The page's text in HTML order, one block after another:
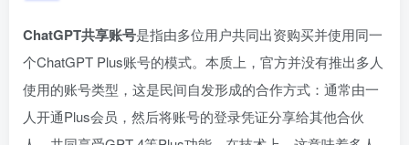
ChatGPT共享账号是指由多位用户共同出资购买并使用同一
个ChatGPT Plus账号的模式。本质上，官方并没有推出多人
使用的账号类型，这是民间自发形成的合作方式：通常由一
人开通Plus会员，然后将账号的登录凭证分享给其他合伙